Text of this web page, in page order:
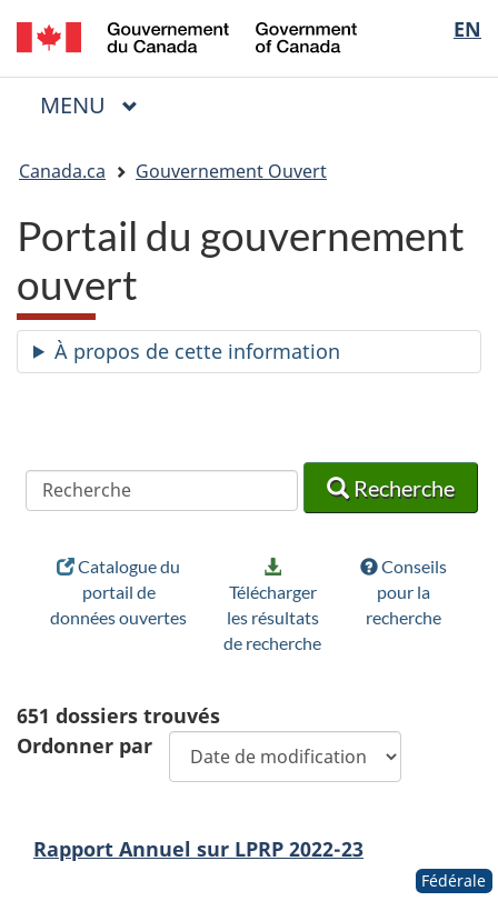
Passer
au
contenu
Passer
à
« Au
Passer
à
la
EN
of
Menu
MENU PRINCIPAL
êtes
ici
Canada.ca Gouvernement Ouvert
Portail du gouvernement
ouvert
À propos de cette information
Recherche
Recherche
Recherche
Catalogue du
portail de
données ouvertes
Télécharger
les résultats
de recherche
Conseils
pour la
recherche
651 dossiers trouvés
Ordonner par
Rapport Annuel sur LPRP 2022-23
Fédérale